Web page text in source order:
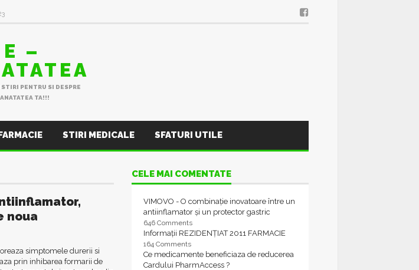
E –
PENTRU SI DESPRE
TA!!!
STIRI MEDICALE SFATURI UTILE
noua
simptomele durerii si
prin inhibarea formarii de
CELE MAI COMENTATE
VIMOVO - O combinație inovatoare între un
antiinflamator și un protector gastric
646 Comments
Informații REZIDENȚIAT 2011 FARMACIE
164 Comments
Ce medicamente beneficiaza de reducerea
Cardului PharmAccess ?